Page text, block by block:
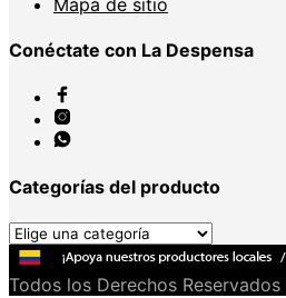
Mapa de sitio
Conéctate con La Despensa
Categorías del producto
Todos los Derechos Reservados